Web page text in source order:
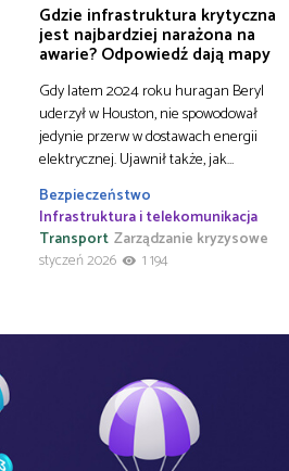
Gdzie infrastruktura krytyczna
jest najbardziej narażona na
awarie? Odpowiedź dają mapy
Gdy latem 2024 roku huragan Beryl
uderzył w Houston, nie spowodował
jedynie przerw w dostawach energii
elektrycznej. Ujawnił także, jak…
Bezpieczeństwo
Infrastruktura i telekomunikacja
Transport Zarządzanie kryzysowe
styczeń 2026
1 194